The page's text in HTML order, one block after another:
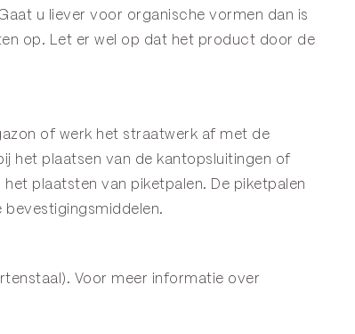
u liever voor organische vormen dan is
op. Let er wel op dat het product door de
of werk het straatwerk af met de
het plaatsen van de kantopsluitingen of
het plaatsten van piketpalen. De piketpalen
bevestigingsmiddelen.
Voor meer informatie over